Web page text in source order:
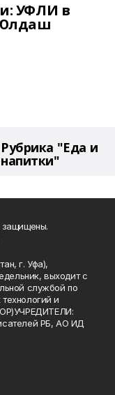
УФЛИ в
Рубрика "Еда и
напитки"
защищены.
г. Уфа),
выходит с
службой по
и
РБ, АО ИД